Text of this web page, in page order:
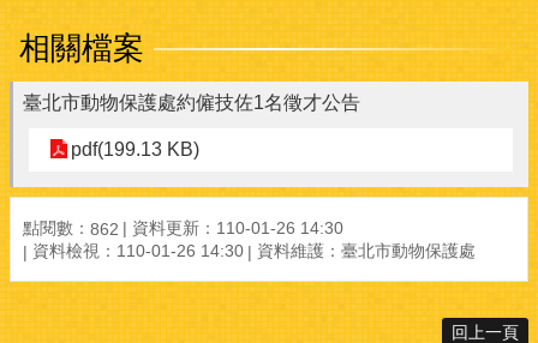
相關檔案
臺北市動物保護處約僱技佐1名徵才公告
pdf(199.13 KB)
點閱數： 862
資料更新：110-01-26 14:30
資料檢視：110-01-26 14:30
資料維護：臺北市動物保護處
回上一頁